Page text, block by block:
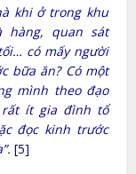
khi ở trong khu
hàng, quan sát
có mấy người
bữa ăn? Có một
mình theo đạo
rất ít gia đình tổ
đọc kinh trước
[5]